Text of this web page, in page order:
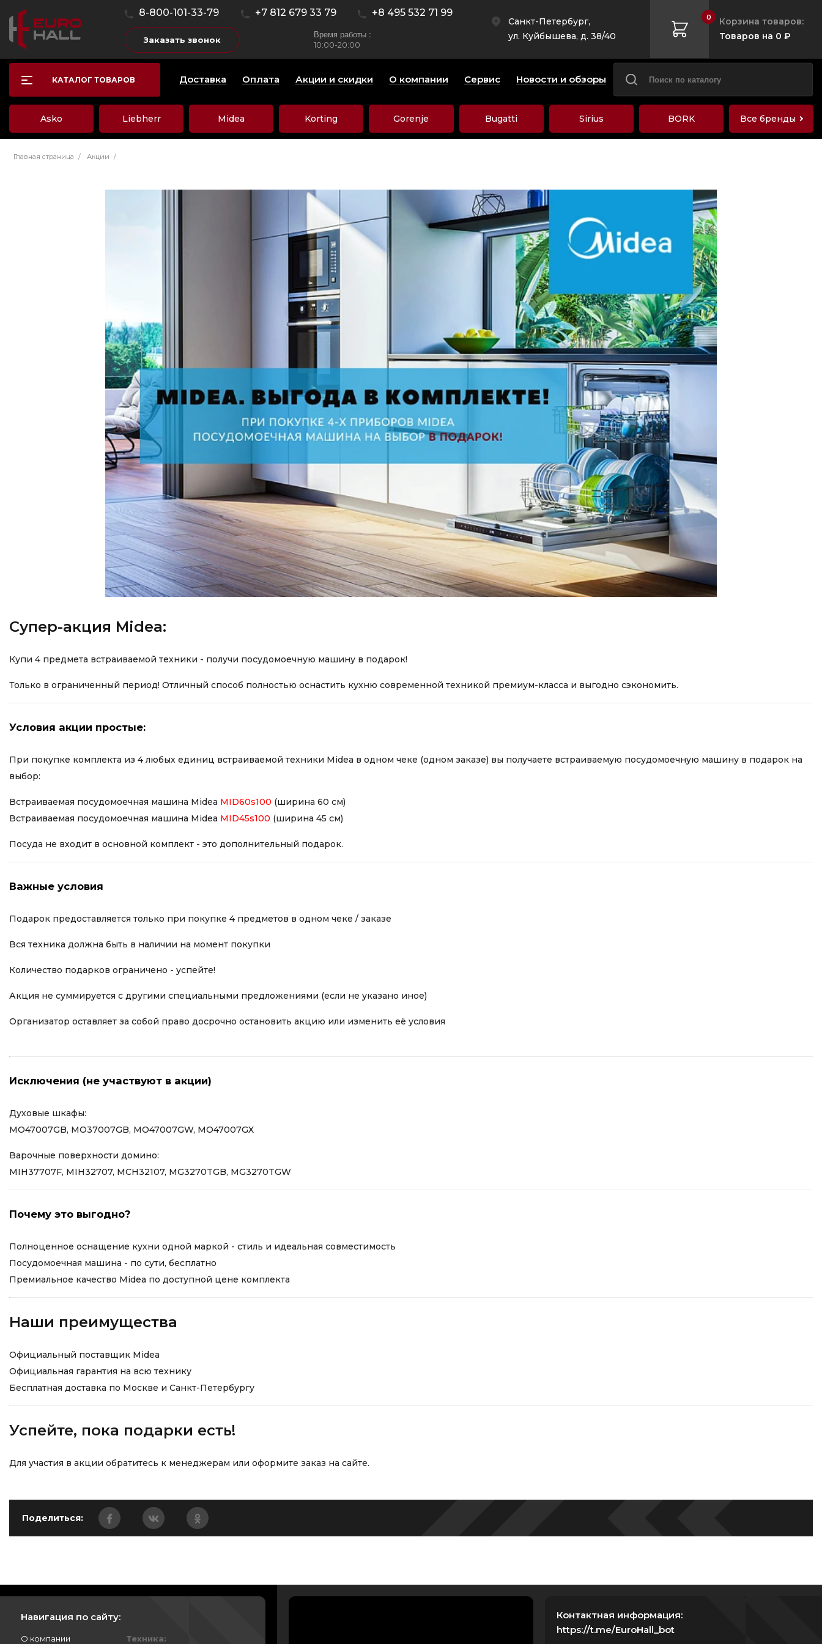
8-800-101-33-79 +7 812 679 33 79 +8 495 532 71 99
Заказать звонок Время работы :
10:00-20:00
Санкт-Петербург,
ул. Куйбышева, д. 38/40
0
Корзина товаров:
Товаров на 0 ₽
КАТАЛОГ ТОВАРОВ Доставка Оплата Акции и скидки О компании Сервис Новости и обзоры
Asko Liebherr Midea Korting Gorenje Bugatti Sirius BORK Все бренды
Главная страница / Акции /
Супер-акция Midea:
Купи 4 предмета встраиваемой техники - получи посудомоечную машину в подарок!
Только в ограниченный период! Отличный способ полностью оснастить кухню современной техникой премиум-класса и выгодно сэкономить.
Условия акции простые:
При покупке комплекта из 4 любых единиц встраиваемой техники Midea в одном чеке (одном заказе) вы получаете встраиваемую посудомоечную машину в подарок на
выбор:
Встраиваемая посудомоечная машина Midea MID60s100 (ширина 60 см)
Встраиваемая посудомоечная машина Midea MID45s100 (ширина 45 см)
Посуда не входит в основной комплект - это дополнительный подарок.
Важные условия
Подарок предоставляется только при покупке 4 предметов в одном чеке / заказе
Вся техника должна быть в наличии на момент покупки
Количество подарков ограничено - успейте!
Акция не суммируется с другими специальными предложениями (если не указано иное)
Организатор оставляет за собой право досрочно остановить акцию или изменить её условия
Исключения (не участвуют в акции)
Духовые шкафы:
MO47007GB, MO37007GB, MO47007GW, MO47007GX
Варочные поверхности домино:
MIH37707F, MIH32707, MCH32107, MG3270TGB, MG3270TGW
Почему это выгодно?
Полноценное оснащение кухни одной маркой - стиль и идеальная совместимость
Посудомоечная машина - по сути, бесплатно
Премиальное качество Midea по доступной цене комплекта
Наши преимущества
Официальный поставщик Midea
Официальная гарантия на всю технику
Бесплатная доставка по Москве и Санкт-Петербургу
Успейте, пока подарки есть!
Для участия в акции обратитесь к менеджерам или оформите заказ на сайте.
Поделиться:
Навигация по сайту:
О компании Техника:
Контактная информация:
https://t.me/EuroHall_bot